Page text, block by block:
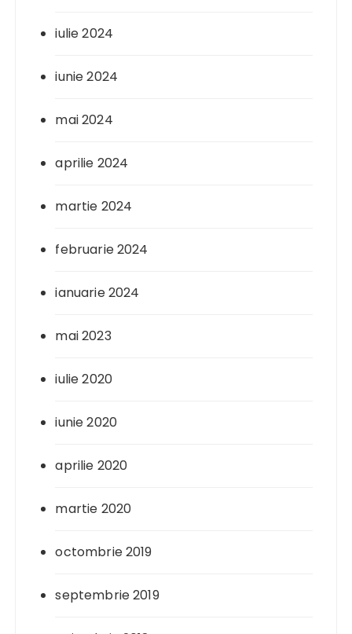
iulie 2024
iunie 2024
mai 2024
aprilie 2024
martie 2024
februarie 2024
ianuarie 2024
mai 2023
iulie 2020
iunie 2020
aprilie 2020
martie 2020
octombrie 2019
septembrie 2019